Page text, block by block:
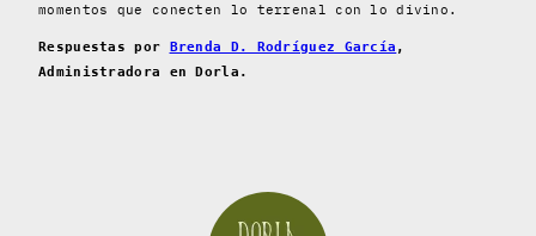
momentos que conecten lo terrenal con lo divino.
Respuestas por Brenda D. Rodríguez García ,
Administradora en Dorla.